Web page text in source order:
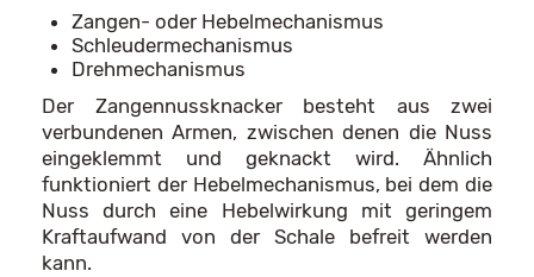
Zangen- oder Hebelmechanismus
Schleudermechanismus
Drehmechanismus
Der Zangennussknacker besteht aus zwei
verbundenen Armen, zwischen denen die Nuss
eingeklemmt und geknackt wird. Ähnlich
funktioniert der Hebelmechanismus, bei dem die
Nuss durch eine Hebelwirkung mit geringem
Kraftaufwand von der Schale befreit werden
kann.